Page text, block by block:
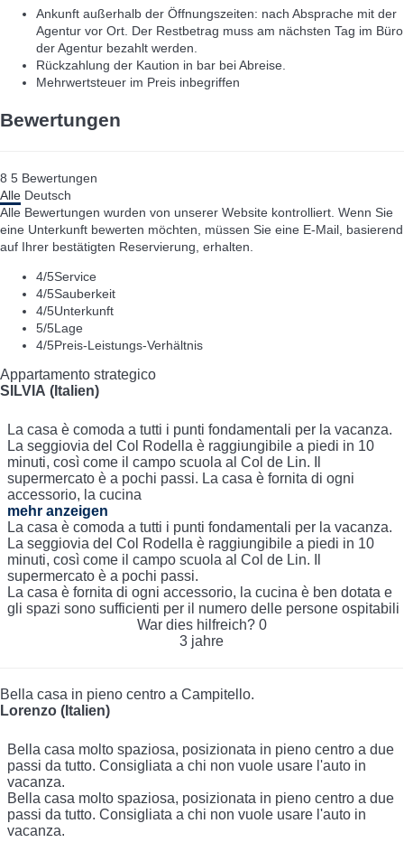
Ankunft außerhalb der Öffnungszeiten: nach Absprache mit der
Agentur vor Ort. Der Restbetrag muss am nächsten Tag im Büro
der Agentur bezahlt werden.
Rückzahlung der Kaution in bar bei Abreise.
Mehrwertsteuer im Preis inbegriffen
Bewertungen
8 5 Bewertungen
Alle Deutsch
Alle Bewertungen wurden von unserer Website kontrolliert. Wenn Sie
eine Unterkunft bewerten möchten, müssen Sie eine E-Mail, basierend
auf Ihrer bestätigten Reservierung, erhalten.
4/5Service
4/5Sauberkeit
4/5Unterkunft
5/5Lage
4/5Preis-Leistungs-Verhältnis
Appartamento strategico
SILVIA (Italien)
La casa è comoda a tutti i punti fondamentali per la vacanza.
La seggiovia del Col Rodella è raggiungibile a piedi in 10
minuti, così come il campo scuola al Col de Lin. Il
supermercato è a pochi passi. La casa è fornita di ogni
accessorio, la cucina
mehr anzeigen
La casa è comoda a tutti i punti fondamentali per la vacanza.
La seggiovia del Col Rodella è raggiungibile a piedi in 10
minuti, così come il campo scuola al Col de Lin. Il
supermercato è a pochi passi.
La casa è fornita di ogni accessorio, la cucina è ben dotata e
gli spazi sono sufficienti per il numero delle persone ospitabili
War dies hilfreich? 0
3 jahre
Bella casa in pieno centro a Campitello.
Lorenzo (Italien)
Bella casa molto spaziosa, posizionata in pieno centro a due
passi da tutto. Consigliata a chi non vuole usare l'auto in
vacanza.
Bella casa molto spaziosa, posizionata in pieno centro a due
passi da tutto. Consigliata a chi non vuole usare l'auto in
vacanza.